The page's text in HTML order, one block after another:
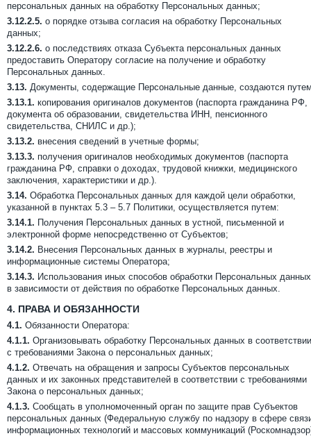
персональных данных на обработку Персональных данных;
3.12.2.5. о порядке отзыва согласия на обработку Персональных
данных;
3.12.2.6. о последствиях отказа Субъекта персональных данных
предоставить Оператору согласие на получение и обработку
Персональных данных.
3.13. Документы, содержащие Персональные данные, создаются
3.13.1. копирования оригиналов документов (паспорта гражданина РФ,
документа об образовании, свидетельства ИНН, пенсионного
свидетельства, СНИЛС и др.);
3.13.2. внесения сведений в учетные формы;
3.13.3. получения оригиналов необходимых документов (паспорта
гражданина РФ, справки о доходах, трудовой книжки, медицинского
заключения, характеристики и др.).
3.14. Обработка Персональных данных для каждой цели обработки,
указанной в пунктах 5.3 – 5.7 Политики, осуществляется путем:
3.14.1. Получения Персональных данных в устной, письменной и
электронной форме непосредственно от Субъектов;
3.14.2. Внесения Персональных данных в журналы, реестры и
информационные системы Оператора;
3.14.3. Использования иных способов обработки Персональных данных
в зависимости от действия по обработке Персональных данных.
4. ПРАВА И ОБЯЗАННОСТИ
4.1. Обязанности Оператора:
4.1.1. Организовывать обработку Персональных данных в соответствии
с требованиями Закона о персональных данных;
4.1.2. Отвечать на обращения и запросы Субъектов персональных
данных и их законных представителей в соответствии с требованиями
Закона о персональных данных;
4.1.3. Сообщать в уполномоченный орган по защите прав Субъектов
персональных данных (Федеральную службу по надзору в сфере
информационных технологий и массовых коммуникаций